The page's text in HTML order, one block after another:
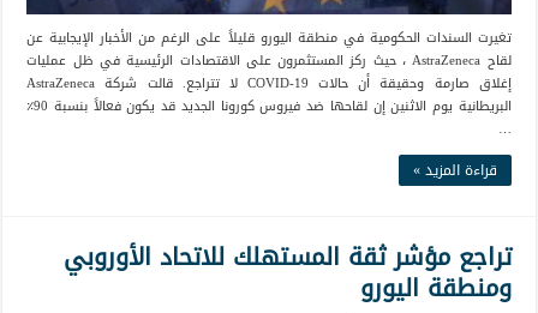
تغيرت السندات الحكومية في منطقة اليورو قليلاً على الرغم من الأخبار الإيجابية عن
لقاح AstraZeneca ، حيث ركز المستثمرون على الاقتصادات الرئيسية في ظل عمليات
إغلاق صارمة وحقيقة أن حالات COVID-19 لا تتراجع. قالت شركة AstraZeneca
البريطانية يوم الاثنين إن لقاحها ضد فيروس كورونا الجديد قد يكون فعالاً بنسبة 90٪
…
قراءة المزيد »
تراجع مؤشر ثقة المستهلك للاتحاد الأوروبي
ومنطقة اليورو